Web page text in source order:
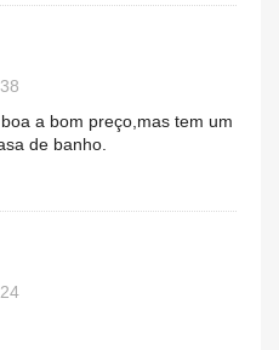
a bom preço,mas tem um
de banho.